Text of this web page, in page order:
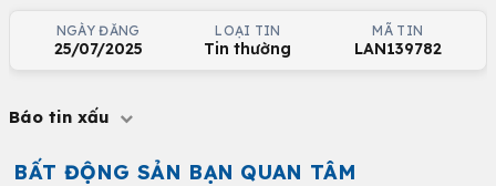
NGÀY ĐĂNG
25/07/2025
LOẠI TIN
Tin thường
MÃ TIN
LAN139782
Báo tin xấu
BẤT ĐỘNG SẢN BẠN QUAN TÂM